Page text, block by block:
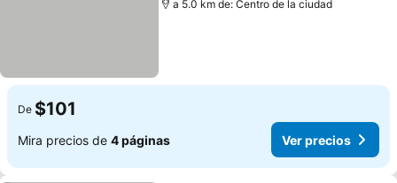
a 5.0 km de: Centro de la ciudad
De $101
Mira precios de 4 páginas Ver precios